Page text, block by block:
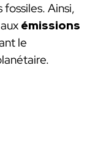
Ainsi,
émissions
le